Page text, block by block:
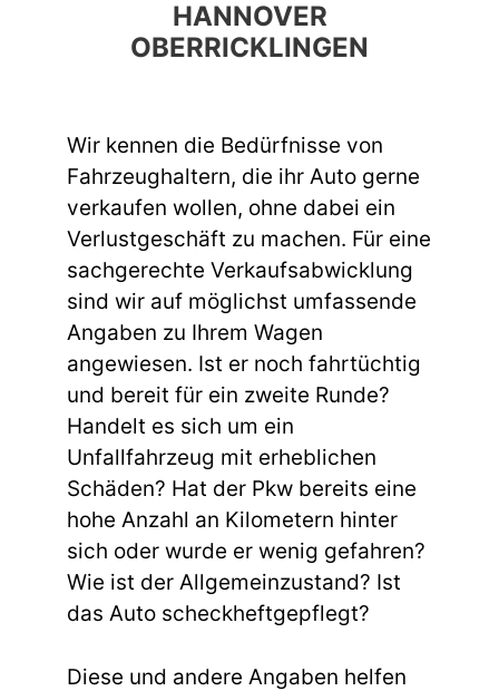
HANNOVER
OBERRICKLINGEN
Wir kennen die Bedürfnisse von
Fahrzeughaltern, die ihr Auto gerne
verkaufen wollen, ohne dabei ein
Verlustgeschäft zu machen. Für eine
sachgerechte Verkaufsabwicklung
sind wir auf möglichst umfassende
Angaben zu Ihrem Wagen
angewiesen. Ist er noch fahrtüchtig
und bereit für ein zweite Runde?
Handelt es sich um ein
Unfallfahrzeug mit erheblichen
Schäden? Hat der Pkw bereits eine
hohe Anzahl an Kilometern hinter
sich oder wurde er wenig gefahren?
Wie ist der Allgemeinzustand? Ist
das Auto scheckheftgepflegt?
Diese und andere Angaben helfen